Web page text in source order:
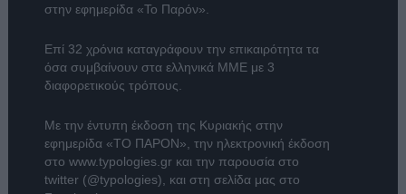
στην εφημερίδα «Το Παρόν».
Επί 32 χρόνια καταγράφουν την επικαιρότητα τα
όσα συμβαίνουν στα ελληνικά ΜΜΕ με 3
διαφορετικούς τρόπους.
Με την έντυπη έκδοση της Κυριακής στην
εφημερίδα «ΤΟ ΠΑΡΟΝ» , την ηλεκτρονική έκδοση
στο www.typologies.grκαι την παρουσία στο
twitter (@typologies) , και στη σελίδα μας στο